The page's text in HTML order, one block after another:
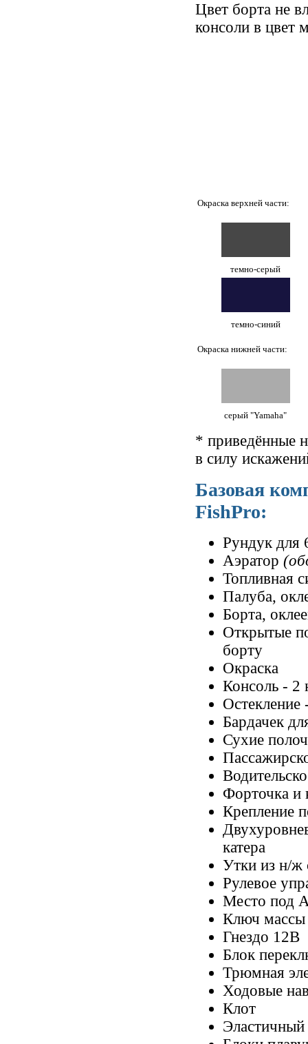
Цвет борта не
консоли в цвет
Окраска верхней части:
темно-серый
темно-синий
Окраска нижней части:
серый "Yamaha"
* приведённые
в силу
Базовая
FishPro:
Рундук для
Аэратор
Топливная
Палуба,
Борта,
Открытые
борту
Окраска
Консоль - 2
Бардачек
Сухие
Форточка и
Крепление
катера
Утки из н/ж
Рулевое
Место под
Ключ массы
Гнездо 12В
Блок
Трюмная
Ходовые
Клот